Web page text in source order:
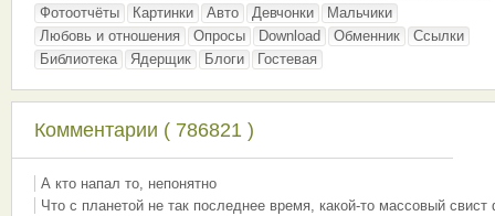
Фотоотчёты
Картинки Авто Девчонки
Мальчики
Любовь и отношения
Опросы Download Обменник
Ссылки
Библиотека
Ядерщик Блоги Гостевая
Комментарии ( 786821 )
А кто напал то, непонятно
Что с планетой не так последнее время, какой-то массовый свист